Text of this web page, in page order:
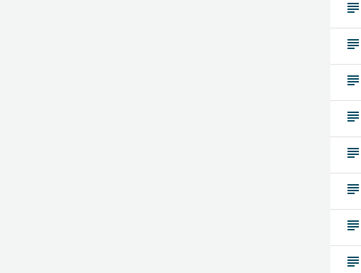
subject
subject
subject
subject
subject
subject
subject
subject